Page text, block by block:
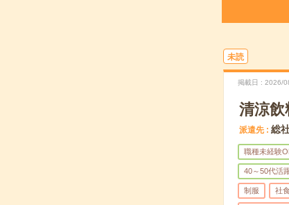
未読
掲載日 2026/
清涼飲
派遣先 総
職種未経験
40～50代活
制服 社